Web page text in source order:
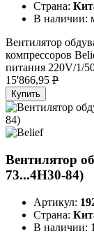
Страна:
В наличии:
Вентилятор
компрессоров
питания 220V/1/
15'866,95 P
Купить
Вентилятор
73...4H30-84)
Артикул:
Страна:
В наличии: